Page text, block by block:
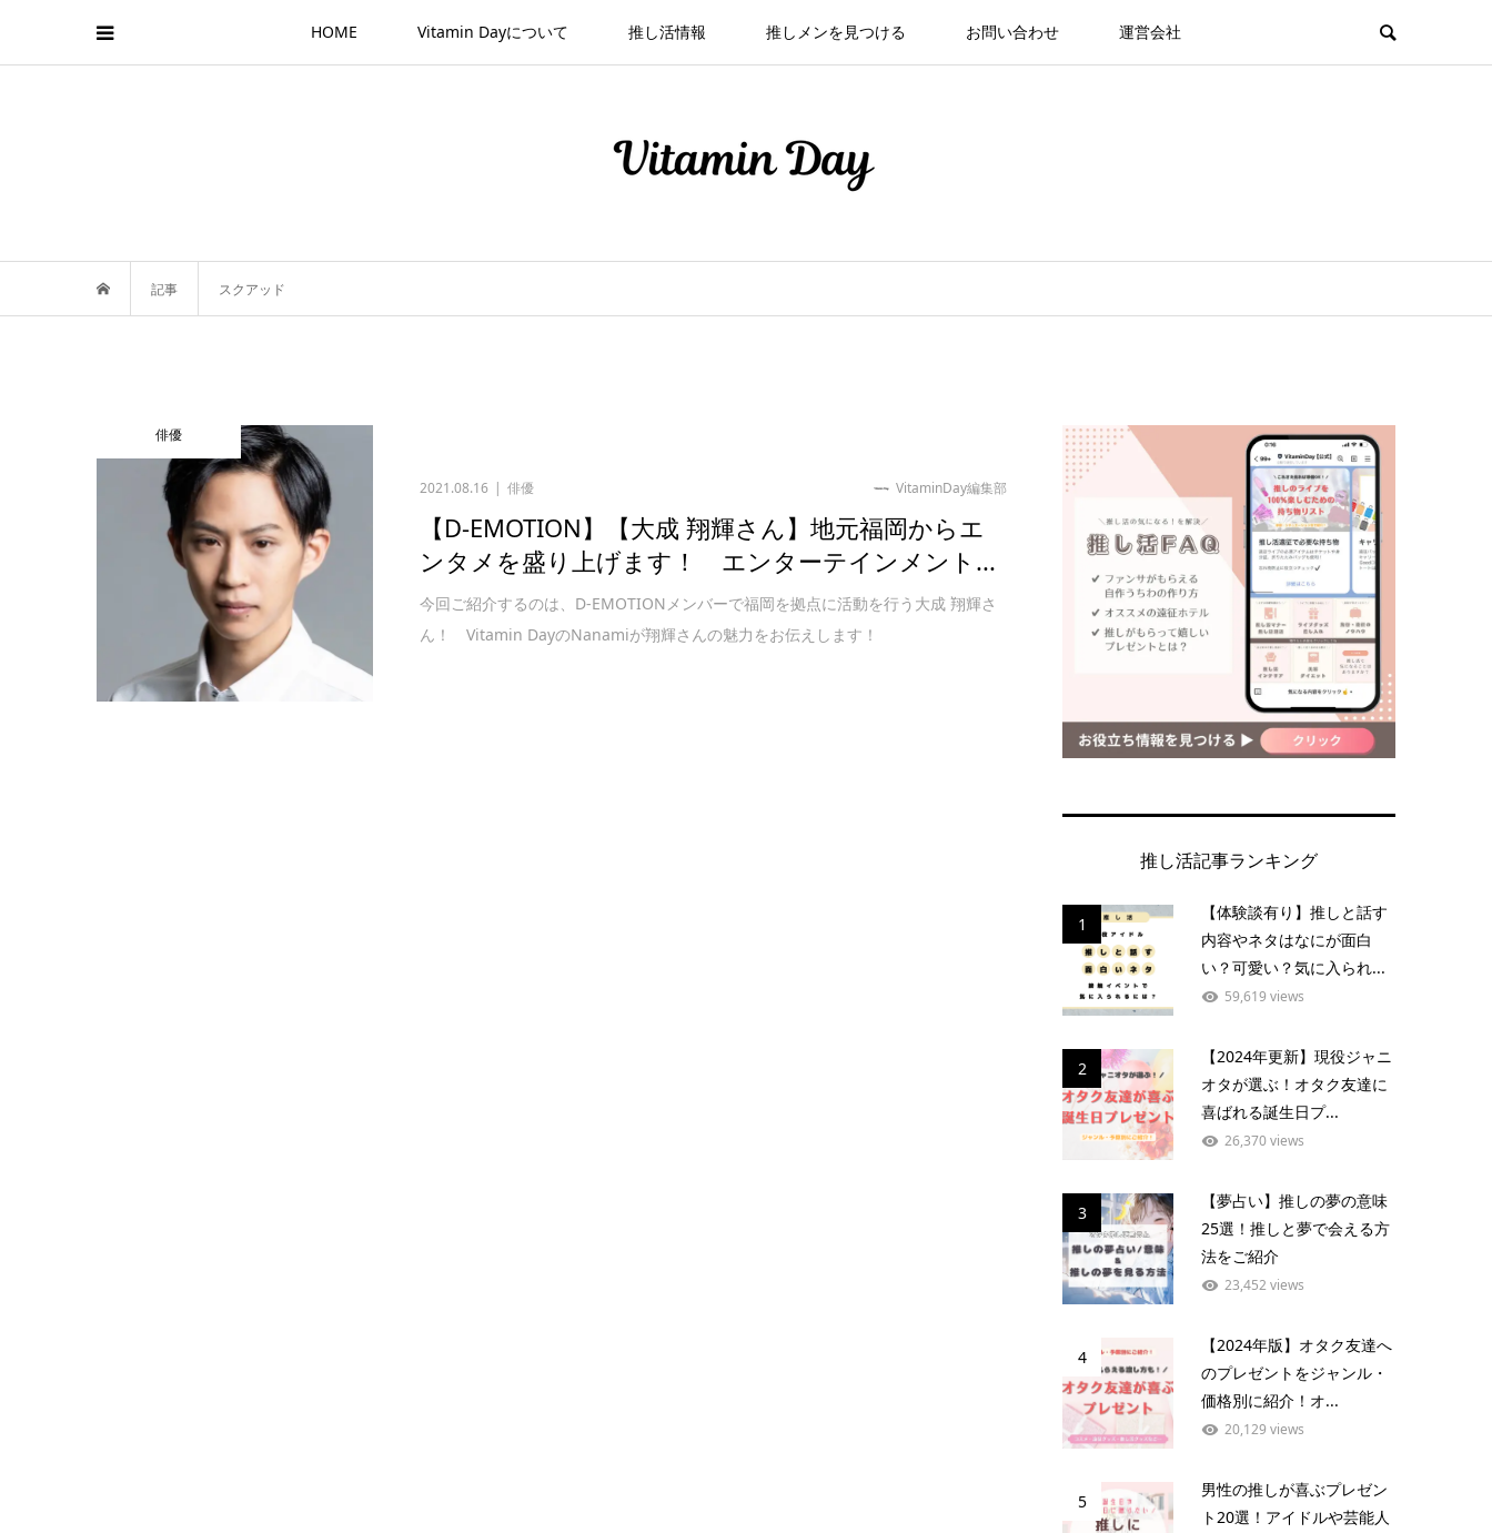
HOME Vitamin Dayについて 推し活情報 推しメンを見つける お問い合わせ 運営会社
記事 スクアッド
俳優
2021.08.16 俳優 VitaminDay編集部
【D-EMOTION】【大成 翔輝さん】地元福岡からエ
ンタメを盛り上げます！ エンターテインメント...
今回ご紹介するのは、D-EMOTIONメンバーで福岡を拠点に活動を行う大成 翔輝さ
ん！ Vitamin DayのNanamiが翔輝さんの魅力をお伝えします！
推し活記事ランキング
1
【体験談有り】推しと話す
内容やネタはなにが面白
い？可愛い？気に入られ...
59,619 views
2
【2024年更新】現役ジャニ
オタが選ぶ！オタク友達に
喜ばれる誕生日プ...
26,370 views
3
【夢占い】推しの夢の意味
25選！推しと夢で会える方
法をご紹介
23,452 views
4
【2024年版】オタク友達へ
のプレゼントをジャンル・
価格別に紹介！オ...
20,129 views
5
男性の推しが喜ぶプレゼン
ト20選！アイドルや芸能人